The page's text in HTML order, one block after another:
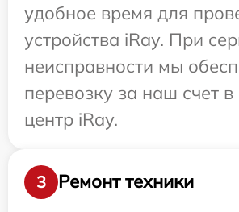
удобное время для
устройства iRay. При
неисправности мы
перевозку за наш счет
центр iRay.
3
Ремонт техники